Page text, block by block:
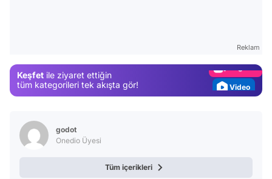
Reklam
Keşfet ile ziyaret ettiğin
tüm kategorileri tek akışta gör!
Video
godot
Onedio Üyesi
Tüm içerikleri